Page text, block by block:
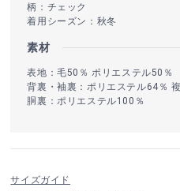
柄：チェック
着用シーズン：秋冬
素材
表地：毛50％ ポリエステル50％
背裏・袖裏：ポリエステル64％
胴裏：ポリエステル100％
サイズガイド